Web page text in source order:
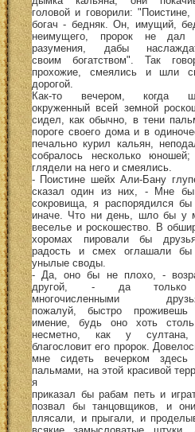
головой и говорили: "Поистине,
богач - бедняк. Он, имущий,
неимущего, пророк не дал
разумения, дабы
своим богатством". Так
прохожие, смеялись и шли
дорогой.
Как-то вечером, когда
окруженный всей земной
сидел, как обычно, в тени
пороге своего дома и в
печально курил кальян,
собралось несколько
глядели на него и смеялись.
- Поистине шейх Али-Бану
сказал один из них, - Мне бы
сокровища, я распорядился
иначе. Что ни день, шло бы у
веселье и роскошество. В
хоромах пировали бы
радость и смех оглашали бы
унылые своды.
- Да, оно бы не плохо, -
другой, - да
многочисленными
пожалуй, быстро проживешь
имение, будь оно хоть
несметно, как у
благословит его пророк.
мне сидеть вечерком здесь
пальмами, на этой красивой
я
приказал бы рабам петь и
позвал бы танцовщиков, и
плясали, и прыгали, и